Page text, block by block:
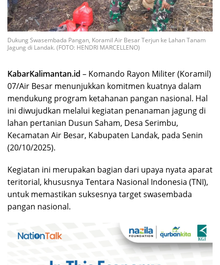
Dukung Swasembada Pangan, Koramil Air Besar Terjun ke Lahan Tanam
Jagung di Landak. (FOTO: HENDRI MARCELLENO)
KabarKalimantan.id – Komando Rayon Militer (Koramil)
07/Air Besar menunjukkan komitmen kuatnya dalam
mendukung program ketahanan pangan nasional. Hal
ini diwujudkan melalui kegiatan penanaman jagung di
lahan pertanian Dusun Saham, Desa Serimbu,
Kecamatan Air Besar, Kabupaten Landak, pada Senin
(20/10/2025).
Kegiatan ini merupakan bagian dari upaya nyata aparat
teritorial, khususnya Tentara Nasional Indonesia (TNI),
untuk memastikan suksesnya target swasembada
pangan nasional.